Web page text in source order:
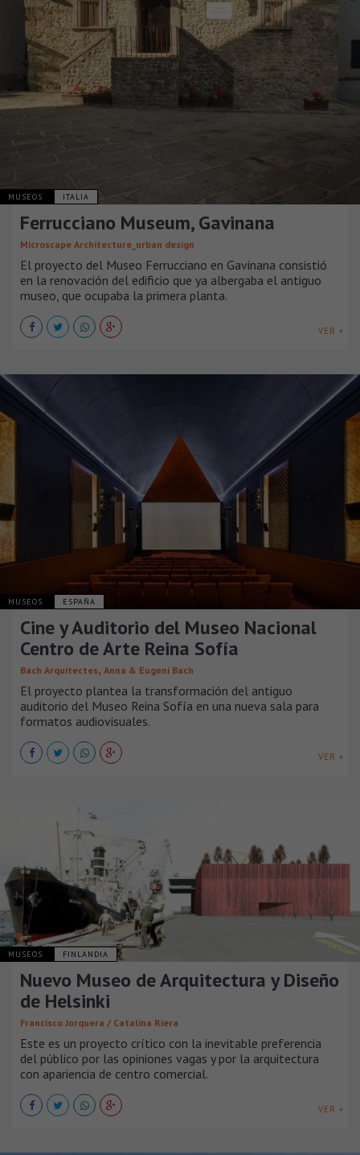
MUSEOS ITALIA
Ferrucciano Museum, Gavinana
Microscape Architecture_urban design
El proyecto del Museo Ferrucciano en Gavinana consistió
en la renovación del edificio que ya albergaba el antiguo
museo, que ocupaba la primera planta.
VER +
MUSEOS ESPAÑA
Cine y Auditorio del Museo Nacional
Centro de Arte Reina Sofía
Bach Arquitectes, Anna & Eugeni Bach
El proyecto plantea la transformación del antiguo
auditorio del Museo Reina Sofía en una nueva sala para
formatos audiovisuales.
VER +
MUSEOS FINLANDIA
Nuevo Museo de Arquitectura y Diseño
de Helsinki
Francisco Jorquera / Catalina Riera
Este es un proyecto crítico con la inevitable preferencia
del público por las opiniones vagas y por la arquitectura
con apariencia de centro comercial.
VER +